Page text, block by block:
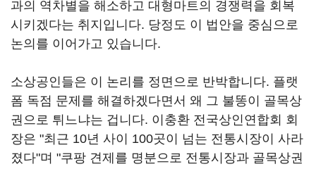
과의 역차별을 해소하고 대형마트의 경쟁력을 회복
시키겠다는 취지입니다. 당정도 이 법안을 중심으로
논의를 이어가고 있습니다.
소상공인들은 이 논리를 정면으로 반박합니다. 플랫
폼 독점 문제를 해결하겠다면서 왜 그 불똥이 골목상
권으로 튀느냐는 겁니다. 이충환 전국상인연합회 회
장은 "최근 10년 사이 100곳이 넘는 전통시장이 사라
졌다"며 "쿠팡 견제를 명분으로 전통시장과 골목상권